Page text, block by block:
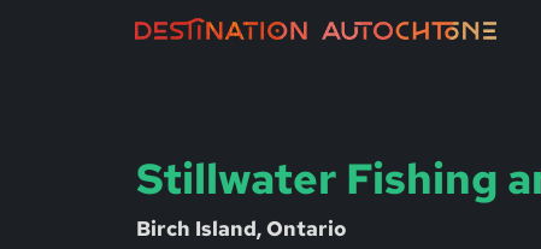
Stillwater Fishing
Birch Island, Ontario